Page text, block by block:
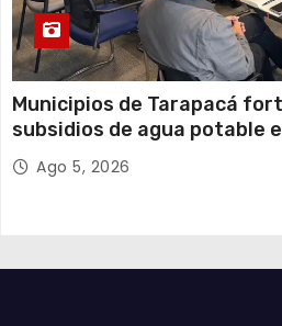
Municipios de Tarapacá
subsidios de agua potable
organizada por Aguas del
Ago 5, 2026